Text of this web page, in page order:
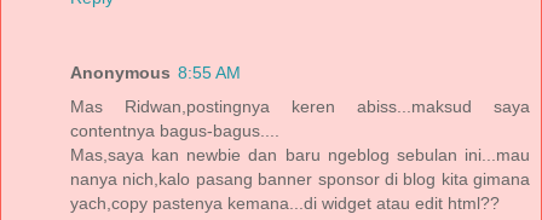
Anonymous 8:55 AM
Mas Ridwan,postingnya keren abiss...maksud saya
contentnya bagus-bagus....
Mas,saya kan newbie dan baru ngeblog sebulan ini...mau
nanya nich,kalo pasang banner sponsor di blog kita gimana
yach,copy pastenya kemana...di widget atau edit html??